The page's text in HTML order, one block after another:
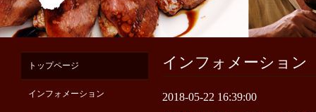
インフォメーション
2018-05-22 16:39:00
トップページ
インフォメーション